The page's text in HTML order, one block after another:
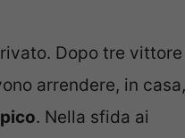
Dopo tre vittore
arrendere, in casa,
. Nella sfida ai